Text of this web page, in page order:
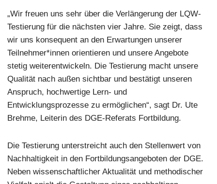
„Wir freuen uns sehr über die Verlängerung der LQW-
Testierung für die nächsten vier Jahre. Sie zeigt, dass
wir uns konsequent an den Erwartungen unserer
Teilnehmer*innen orientieren und unsere Angebote
stetig weiterentwickeln. Die Testierung macht unsere
Qualität nach außen sichtbar und bestätigt unseren
Anspruch, hochwertige Lern- und
Entwicklungsprozesse zu ermöglichen“, sagt Dr. Ute
Brehme, Leiterin des DGE-Referats Fortbildung.
Die Testierung unterstreicht auch den Stellenwert von
Nachhaltigkeit in den Fortbildungsangeboten der DGE.
Neben wissenschaftlicher Aktualität und methodischer